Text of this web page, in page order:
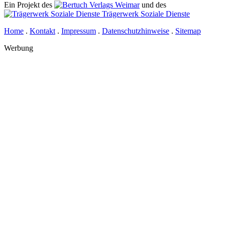
Ein Projekt des Verlags Weimarund des
Trägerwerk Soziale Dienste
Home . Kontakt . Impressum . Datenschutzhinweise . Sitemap
Werbung